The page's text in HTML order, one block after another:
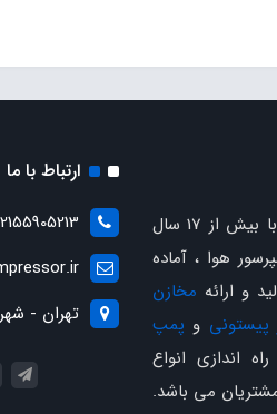
با بیش از 17 سال
هوا ، آماده
و ارائه مخازن
پیستونی و پمپ
اندازی انواع
می باشد.
ارتباط با ما
- 09107601388
تهران -